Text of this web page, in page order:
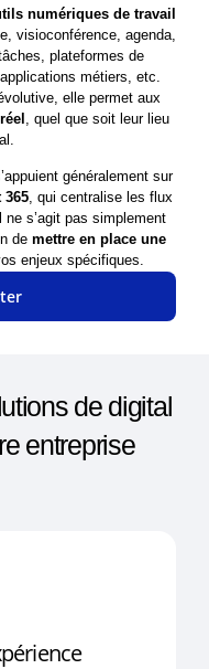
numériques de travail
visioconférence, agenda,
plateformes de
métiers, etc.
elle permet aux
, quel que soit leur lieu
généralement sur
365, qui centralise les flux
ne s’agit pas simplement
de mettre en place une
enjeux spécifiques.
de digital
entreprise